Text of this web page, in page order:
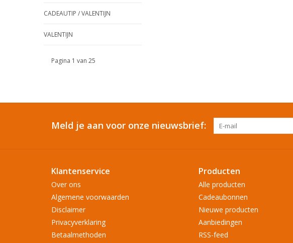
CADEAUTIP / VALENTIJN
VALENTIJN
Pagina 1 van 25
Meld je aan voor onze nieuwsbrief:
Klantenservice
Over ons
Algemene voorwaarden
Disclaimer
Privacyverklaring
Betaalmethoden
Producten
Alle producten
Cadeaubonnen
Nieuwe producten
Aanbiedingen
RSS-feed